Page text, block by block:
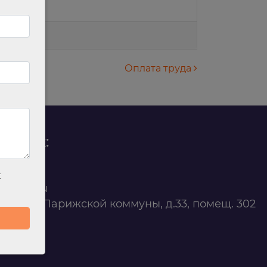
Оплата труда
45
ул. Парижской коммуны, д.33, помещ. 302